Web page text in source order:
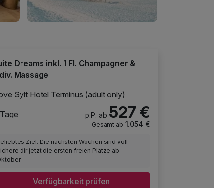
Dreams inkl. 1 Fl. Champagner &
Massage
Sylt Hotel Terminus (adult only)
p.P. ab 527 €
Gesamt ab 1.054 €
Ziel: Die nächsten Wochen sind voll.
dir jetzt die ersten freien Plätze ab
Verfügbarkeit prüfen